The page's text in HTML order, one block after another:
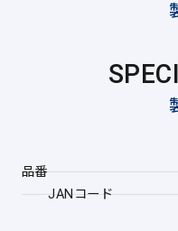
品番
JANコード